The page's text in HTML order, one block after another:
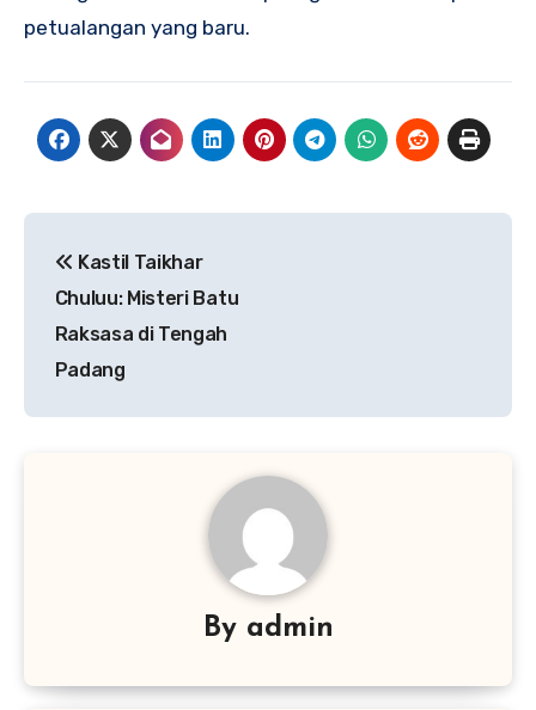
petualangan yang baru.
pos
Kastil Taikhar
Chuluu: Misteri Batu
Raksasa di Tengah
Padang
By admin